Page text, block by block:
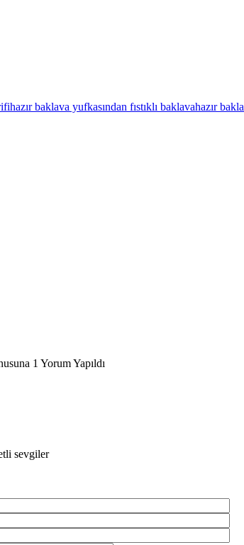
hazır baklava yufkasından fıstıklı baklavahazır
1 Yorum Yapıldı
sevgiler